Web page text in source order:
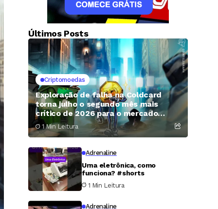
Últimos Posts
Criptomoedas
Exploração de falha na Coldcard
torna julho o segundo mês mais
crítico de 2026 para o mercado
cripto
1 Min Leitura
Adrenaline
Urna eletrônica, como
funciona? #shorts
1 Min Leitura
Adrenaline